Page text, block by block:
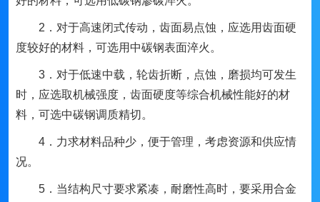
2．对于高速闭式传动，齿面易点蚀，应选用齿面硬
度较好的材料，可选用中碳钢表面淬火。
3．对于低速中载，轮齿折断，点蚀，磨损均可发生
时，应选取机械强度，齿面硬度等综合机械性能好的材
料，可选中碳钢调质精切。
4．力求材料品种少，便于管理，考虑资源和供应情
况。
5．当结构尺寸要求紧凑，耐磨性高时，要采用合金